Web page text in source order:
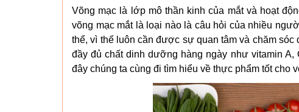
Võng mạc là lớp mô thần kinh của mắt và hoạt
võng mạc mắt là loại nào là câu hỏi của nhiều
thể, vì thế luôn cần được sự quan tâm và chăm
đầy đủ chất dinh dưỡng hàng ngày như vitamin
đây chúng ta cùng đi tìm hiểu về thực phẩm tốt cho